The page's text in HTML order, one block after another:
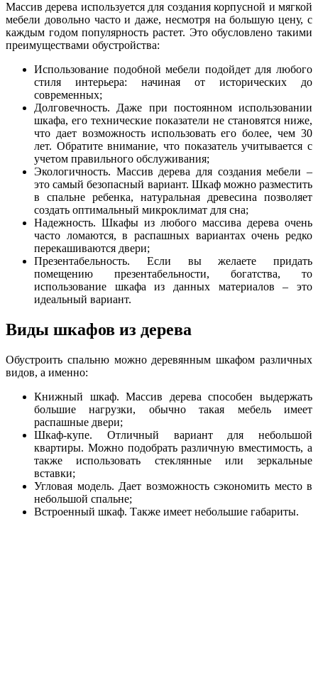
Массив дерева используется для создания корпусной и мягкой
мебели довольно часто и даже, несмотря на большую цену, с
каждым годом популярность растет. Это обусловлено такими
преимуществами обустройства:
Использование подобной мебели подойдет для любого
стиля интерьера: начиная от исторических до
современных;
Долговечность. Даже при постоянном использовании
шкафа, его технические показатели не становятся ниже,
что дает возможность использовать его более, чем 30
лет. Обратите внимание, что показатель учитывается с
учетом правильного обслуживания;
Экологичность. Массив дерева для создания мебели –
это самый безопасный вариант. Шкаф можно разместить
в спальне ребенка, натуральная древесина позволяет
создать оптимальный микроклимат для сна;
Надежность. Шкафы из любого массива дерева очень
часто ломаются, в распашных вариантах очень редко
перекашиваются двери;
Презентабельность. Если вы желаете придать
помещению презентабельности, богатства, то
использование шкафа из данных материалов – это
идеальный вариант.
Виды шкафов из дерева
Обустроить спальню можно деревянным шкафом различных
видов, а именно:
Книжный шкаф. Массив дерева способен выдержать
большие нагрузки, обычно такая мебель имеет
распашные двери;
Шкаф-купе. Отличный вариант для небольшой
квартиры. Можно подобрать различную вместимость, а
также использовать стеклянные или зеркальные
вставки;
Угловая модель. Дает возможность сэкономить место в
небольшой спальне;
Встроенный шкаф. Также имеет небольшие габариты.